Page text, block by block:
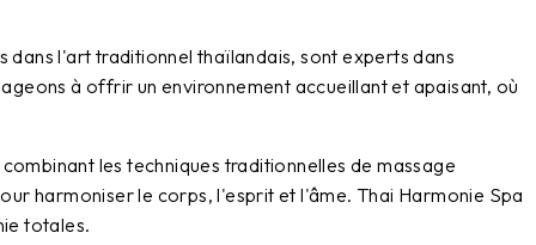
dans l'art traditionnel thaïlandais, sont experts dans
à offrir un environnement accueillant et apaisant, où
les techniques traditionnelles de massage
harmoniser le corps, l'esprit et l'âme. Thai Harmonie Spa
totales.